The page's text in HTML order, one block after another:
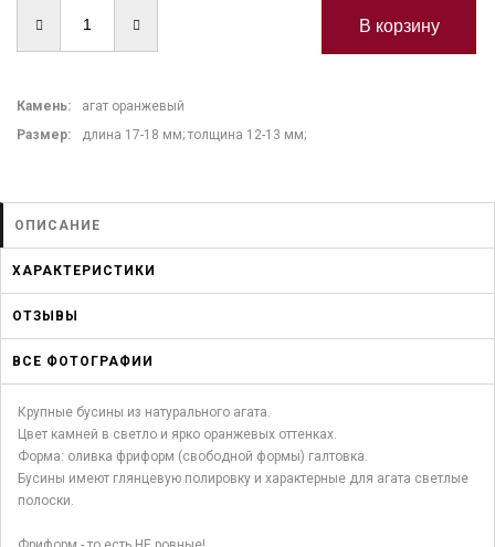
Камень:
агат оранжевый
Размер:
длина 17-18 мм; толщина 12-13 мм;
ОПИСАНИЕ
ХАРАКТЕРИСТИКИ
ОТЗЫВЫ
ВСЕ ФОТОГРАФИИ
Крупные бусины из натурального агата.
Цвет камней в светло и ярко оранжевых оттенках.
Форма: оливка фриформ (свободной формы) галтовка.
Бусины имеют глянцевую полировку и характерные для агата светлые
полоски.